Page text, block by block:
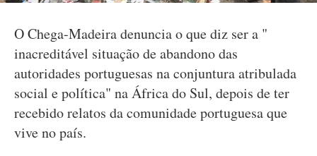
O Chega-Madeira denuncia o que diz ser a "
inacreditável situação de abandono das
autoridades portuguesas na conjuntura atribulada
social e política" na África do Sul, depois de ter
recebido relatos da comunidade portuguesa que
vive no país.